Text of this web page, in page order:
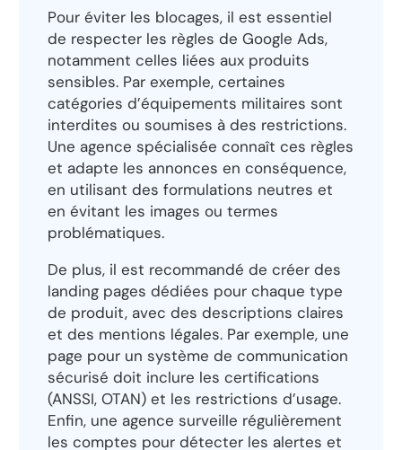
Pour éviter les blocages, il est essentiel
de respecter les règles de Google Ads,
notamment celles liées aux produits
sensibles. Par exemple, certaines
catégories d’équipements militaires sont
interdites ou soumises à des restrictions.
Une agence spécialisée connaît ces règles
et adapte les annonces en conséquence,
en utilisant des formulations neutres et
en évitant les images ou termes
problématiques.
De plus, il est recommandé de créer des
landing pages dédiées pour chaque type
de produit, avec des descriptions claires
et des mentions légales. Par exemple, une
page pour un système de communication
sécurisé doit inclure les certifications
(ANSSI, OTAN) et les restrictions d’usage.
Enfin, une agence surveille régulièrement
les comptes pour détecter les alertes et